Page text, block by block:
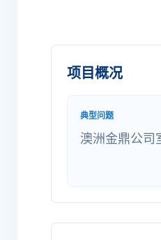
项目概况
典型问题
澳洲金鼎公司